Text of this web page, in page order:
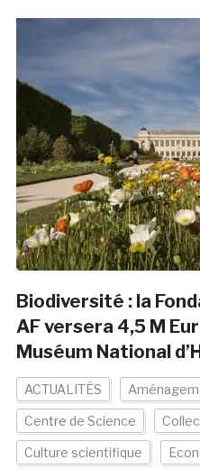
Biodiversité : la
AF versera 4,5 M
Muséum National
ACTUALITÉS
Centre de Science
Culture scientifique